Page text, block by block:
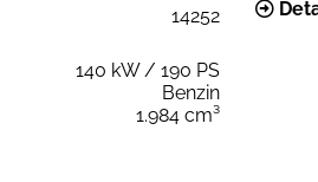
14252
140 kW / 190 PS
Benzin
1.984 cm³